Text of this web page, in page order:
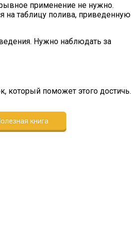
применение не нужно.
на таблицу полива, приведенную
Нужно наблюдать за
который поможет этого достичь.
книга